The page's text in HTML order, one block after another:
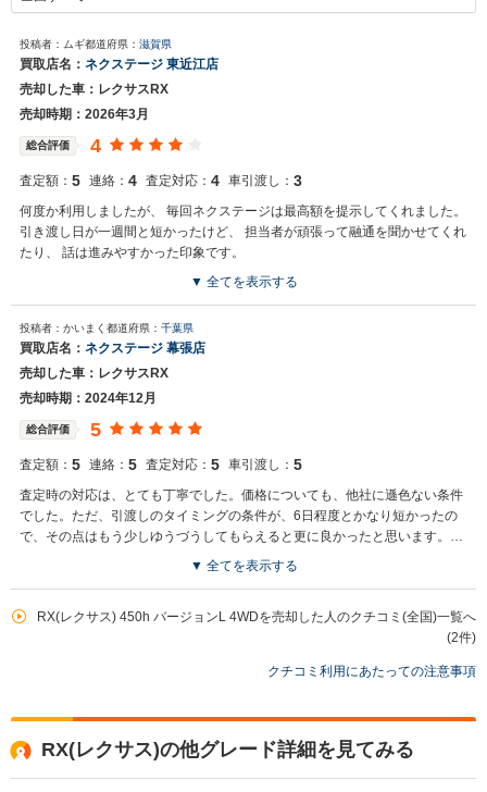
投稿者：ムギ都道府県： 滋賀県
買取店名： ネクステージ 東近江店
売却した車：レクサスRX
売却時期：2026年3月
総合評価 4
査定額： 5 連絡： 4 査定対応： 4 車引渡し： 3
何度か利用しましたが、 毎回ネクステージは最高額を提示してくれました。
引き渡し日が一週間と短かったけど、 担当者が頑張って融通を聞かせてくれ
たり、 話は進みやすかった印象です。
買取店からの返信
お世話になっております。 株式会社ネクステージでございます。 この
度はネクステージをご利用いただきまして誠にありがとうございまし
た。 弊社ではRXのようなSUVの専門店を展開している関係もあり、
大変得意な車種となっております。SUVの他にもミニバンや輸入車な
お力添えできれば幸いでございます。 今後とも宜しくお願い申し上げ
ます。
▼ 全てを表示する
投稿者：かいまく 都道府県： 千葉県
買取店名： ネクステージ 幕張店
売却した車：レクサスRX
売却時期：2024年12月
総合評価 5
査定額： 5 連絡： 5 査定対応： 5 車引渡し： 5
査定時の対応は、とても丁寧でした。価格についても、他社に遜色ない条件
でした。ただ、引渡しのタイミングの条件が、6日程度とかなり短かったの
で、その点はもう少しゆうづうしてもらえると更に良かったと思います。売
却手続きの案内も非常に分かりやすく、スムーズに進めることが出来まし
買取店からの返信
お世話になっております。 株式会社ネクステージでございます。 この
大変得意な車種となっております。SUVの他にもミニバンや輸入車、
したら是非お力添えできれば幸いでございます。 今後とも宜しくお願
い申し上げます。
▼ 全てを表示する
RX(レクサス) 450h バージョンL 4WDを売却した人のクチコミ(全国)一覧へ
(2件)
クチコミ利用にあたっての注意事項
RX(レクサス)の他グレード詳細を見てみる